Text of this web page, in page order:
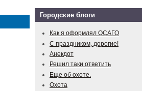
Городские блоги
Как я оформлял ОСАГО
С праздником, дорогие!
Анекдот
Решил таки ответить
Еще об охоте.
Охота